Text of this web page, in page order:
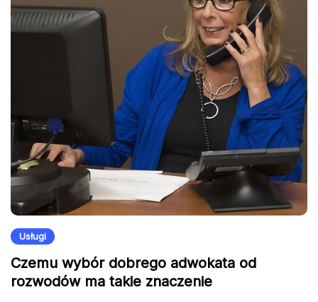
Usługi
Czemu wybór dobrego adwokata od
rozwodów ma takie znaczenie